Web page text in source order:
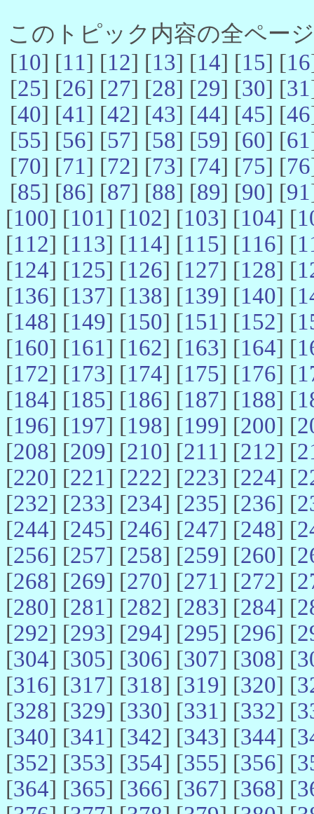
このトピック内容の全ペー
[10] [11] [12] [13] [14] [15] [16
[25] [26] [27] [28] [29] [30] [31
[40] [41] [42] [43] [44] [45] [46
[55] [56] [57] [58] [59] [60] [61
[70] [71] [72] [73] [74] [75] [76
[85] [86] [87] [88] [89] [90] [91
[100] [101] [102] [103] [104] [
[112] [113] [114] [115] [116] [
[124] [125] [126] [127] [128] [
[136] [137] [138] [139] [140] [
[148] [149] [150] [151] [152] [
[160] [161] [162] [163] [164] [
[172] [173] [174] [175] [176] [
[184] [185] [186] [187] [188] [
[196] [197] [198] [199] [200] [
[208] [209] [210] [211] [212] [
[220] [221] [222] [223] [224] [
[232] [233] [234] [235] [236] [
[244] [245] [246] [247] [248] [
[256] [257] [258] [259] [260] [
[268] [269] [270] [271] [272] [
[280] [281] [282] [283] [284] [
[292] [293] [294] [295] [296] [
[304] [305] [306] [307] [308] [
[316] [317] [318] [319] [320] [
[328] [329] [330] [331] [332] [
[340] [341] [342] [343] [344] [
[352] [353] [354] [355] [356] [
[364] [365] [366] [367] [368] [